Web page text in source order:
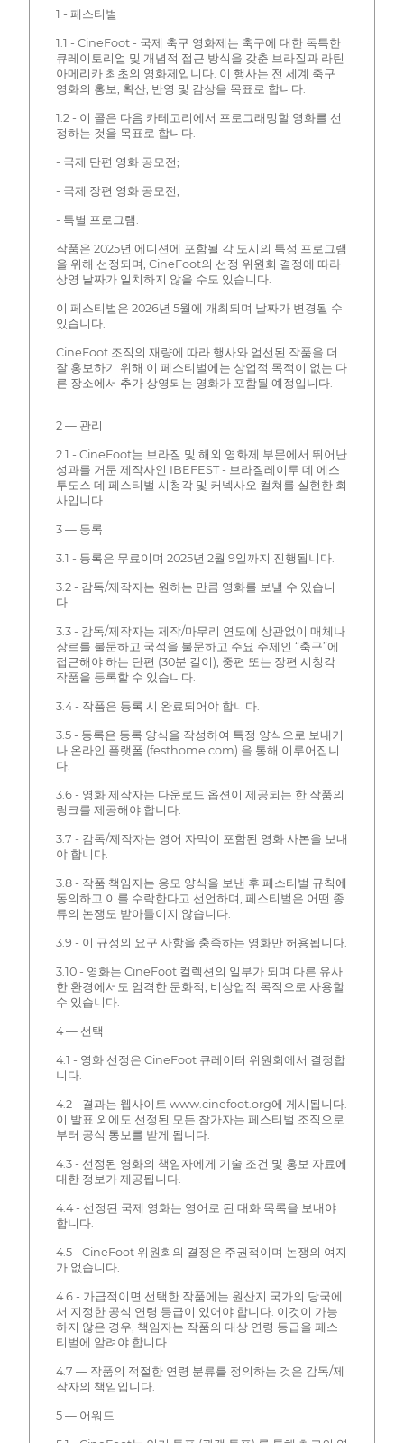
1 - 페스티벌
1.1 - CineFoot - 국제 축구 영화제는 축구에 대한 독특한
큐레이토리얼 및 개념적 접근 방식을 갖춘 브라질과 라틴
아메리카 최초의 영화제입니다. 이 행사는 전 세계 축구
영화의 홍보, 확산, 반영 및 감상을 목표로 합니다.
1.2 - 이 콜은 다음 카테고리에서 프로그래밍할 영화를 선
정하는 것을 목표로 합니다.
- 국제 단편 영화 공모전;
- 국제 장편 영화 공모전,
- 특별 프로그램.
작품은 2025년 에디션에 포함될 각 도시의 특정 프로그램
을 위해 선정되며, CineFoot의 선정 위원회 결정에 따라
상영 날짜가 일치하지 않을 수도 있습니다.
이 페스티벌은 2026년 5월에 개최되며 날짜가 변경될 수
있습니다.
CineFoot 조직의 재량에 따라 행사와 엄선된 작품을 더
잘 홍보하기 위해 이 페스티벌에는 상업적 목적이 없는 다
른 장소에서 추가 상영되는 영화가 포함될 예정입니다.
2 — 관리
2.1 - CineFoot는 브라질 및 해외 영화제 부문에서 뛰어난
성과를 거둔 제작사인 IBEFEST - 브라질레이루 데 에스
투도스 데 페스티벌 시청각 및 커넥사오 컬쳐를 실현한 회
사입니다.
3 — 등록
3.1 - 등록은 무료이며 2025년 2월 9일까지 진행됩니다.
3.2 - 감독/제작자는 원하는 만큼 영화를 보낼 수 있습니
다.
3.3 - 감독/제작자는 제작/마무리 연도에 상관없이 매체나
장르를 불문하고 국적을 불문하고 주요 주제인 “축구”에
접근해야 하는 단편 (30분 길이), 중편 또는 장편 시청각
작품을 등록할 수 있습니다.
3.4 - 작품은 등록 시 완료되어야 합니다.
3.5 - 등록은 등록 양식을 작성하여 특정 양식으로 보내거
나 온라인 플랫폼 (festhome.com) 을 통해 이루어집니
다.
3.6 - 영화 제작자는 다운로드 옵션이 제공되는 한 작품의
링크를 제공해야 합니다.
3.7 - 감독/제작자는 영어 자막이 포함된 영화 사본을 보내
야 합니다.
3.8 - 작품 책임자는 응모 양식을 보낸 후 페스티벌 규칙에
동의하고 이를 수락한다고 선언하며, 페스티벌은 어떤 종
류의 논쟁도 받아들이지 않습니다.
3.9 - 이 규정의 요구 사항을 충족하는 영화만 허용됩니다.
3.10 - 영화는 CineFoot 컬렉션의 일부가 되며 다른 유사
한 환경에서도 엄격한 문화적, 비상업적 목적으로 사용할
수 있습니다.
4 — 선택
4.1 - 영화 선정은 CineFoot 큐레이터 위원회에서 결정합
니다.
4.2 - 결과는 웹사이트 www.cinefoot.org에 게시됩니다.
이 발표 외에도 선정된 모든 참가자는 페스티벌 조직으로
부터 공식 통보를 받게 됩니다.
4.3 - 선정된 영화의 책임자에게 기술 조건 및 홍보 자료에
대한 정보가 제공됩니다.
4.4 - 선정된 국제 영화는 영어로 된 대화 목록을 보내야
합니다.
4.5 - CineFoot 위원회의 결정은 주권적이며 논쟁의 여지
가 없습니다.
4.6 - 가급적이면 선택한 작품에는 원산지 국가의 당국에
서 지정한 공식 연령 등급이 있어야 합니다. 이것이 가능
하지 않은 경우, 책임자는 작품의 대상 연령 등급을 페스
티벌에 알려야 합니다.
4.7 — 작품의 적절한 연령 분류를 정의하는 것은 감독/제
작자의 책임입니다.
5 — 어워드